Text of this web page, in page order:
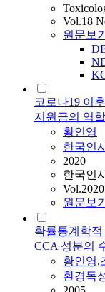
Vol.18
원문보기
코로나19 이
지원금의 역할
황인영
한국인
2020
한국인
원문보기
확률통계학
CCA 성분의
황인영,
환경독